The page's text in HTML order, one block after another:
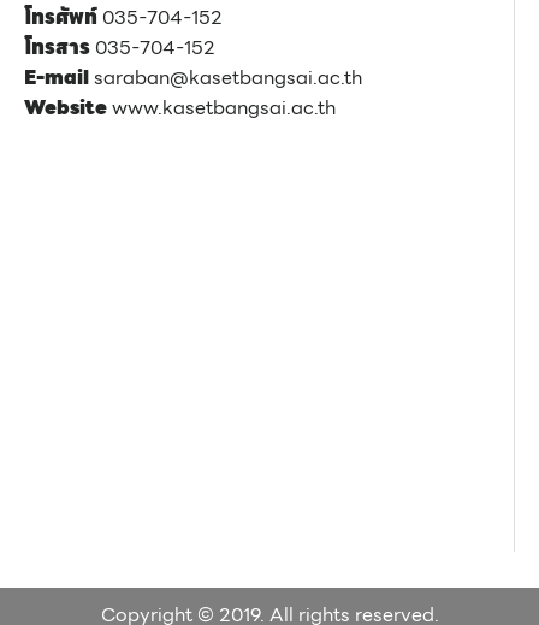
โทรศัพท์ 035-704-152
โทรสาร 035-704-152
E-mailsaraban@kasetbangsai.ac.th
Websitewww.kasetbangsai.ac.th
Copyright © 2019. All rights reserved.